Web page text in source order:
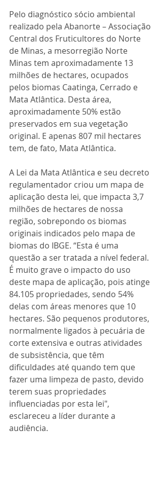
Pelo diagnóstico sócio ambiental
realizado pela Abanorte – Associação
Central dos Fruticultores do Norte
de Minas, a mesorregião Norte
Minas tem aproximadamente 13
milhões de hectares, ocupados
pelos biomas Caatinga, Cerrado e
Mata Atlântica. Desta área,
aproximadamente 50% estão
preservados em sua vegetação
original. E apenas 807 mil hectares
tem, de fato, Mata Atlântica.
A Lei da Mata Atlântica e seu decreto
regulamentador criou um mapa de
aplicação desta lei, que impacta 3,7
milhões de hectares de nossa
região, sobrepondo os biomas
originais indicados pelo mapa de
biomas do IBGE. “Esta é uma
questão a ser tratada a nível federal.
É muito grave o impacto do uso
deste mapa de aplicação, pois atinge
84.105 propriedades, sendo 54%
delas com áreas menores que 10
hectares. São pequenos produtores,
normalmente ligados à pecuária de
corte extensiva e outras atividades
de subsistência, que têm
dificuldades até quando tem que
fazer uma limpeza de pasto, devido
terem suas propriedades
influenciadas por esta lei",
esclareceu a líder durante a
audiência.